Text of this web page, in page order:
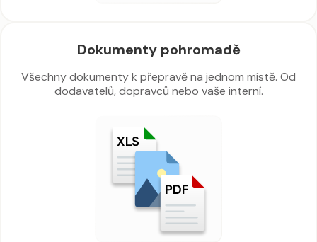
Dokumenty pohromadě
Všechny dokumenty k přepravě na jednom místě. Od
dodavatelů, dopravců nebo vaše interní.